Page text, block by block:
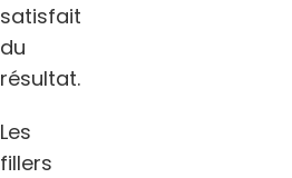
satisfait
du
résultat.
Les
fillers